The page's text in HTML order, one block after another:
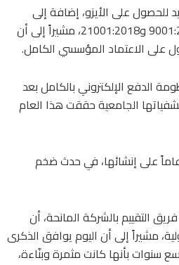
للحصول على الأيزو، إضافة إلى
ثماني كليات جديدة، فضلاً عن تقدم الإدارة العامة للحصول مجدداً على الأيزو 9001:2015 و21001:2018، مشيراً إلى أن
على الاعتماد المؤسسي الكامل.
الجديد 2025/2026 سيشهد تطبيق منظومة الدفع الإلكتروني بالكامل بعد
الجامعية حققت هذا العام
على إنشائها، في حدث ضخم
التقييم بالشركة المانحة، أن
مشيراً إلى أن اليوم يوافق الذكرى
واصفاً الشراكة على مدار تسع سنوات بأنها كانت مثمرة وبنّاءة،